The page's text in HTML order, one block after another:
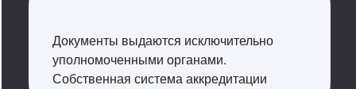
Документы выдаются исключительно
уполномоченными органами.
Собственная система аккредитации